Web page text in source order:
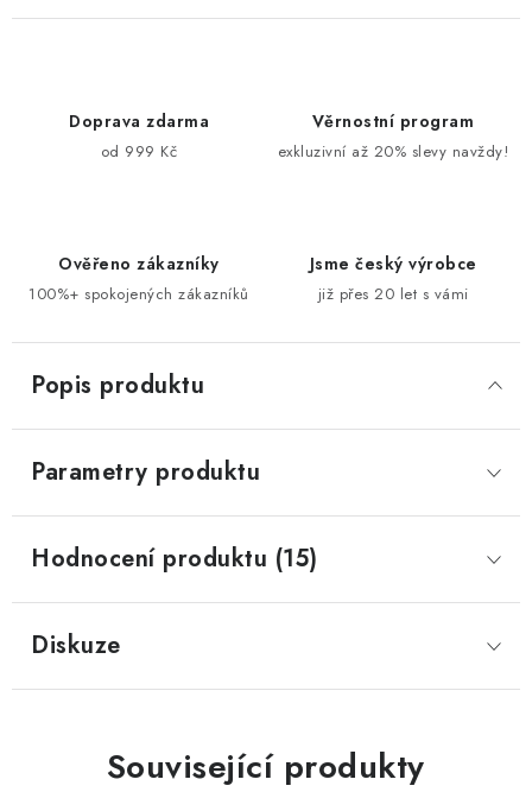
Doprava zdarma
od 999 Kč
Věrnostní program
exkluzivní až 20% slevy navždy!
Ověřeno zákazníky
100%+ spokojených zákazníků
Jsme český výrobce
již přes 20 let s vámi
Popis produktu
Parametry produktu
Hodnocení produktu (15)
Diskuze
Související produkty